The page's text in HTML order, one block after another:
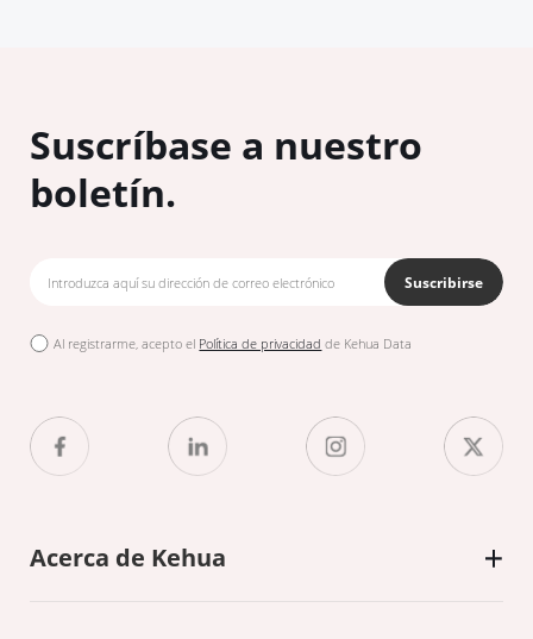
Suscríbase a nuestro
boletín.
Suscribirse
Al registrarme, acepto el Política de privacidad de Kehua Data
Acerca de Kehua